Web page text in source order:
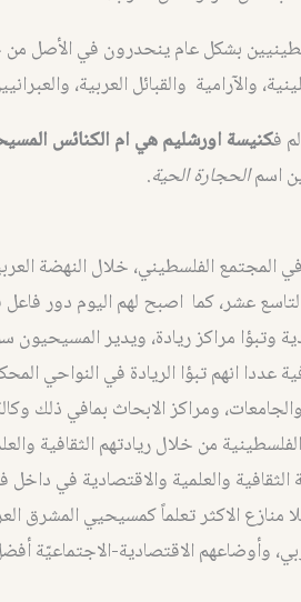
بشكل عام ينحدرون في الأصل
والآرامية والقبائل العربية،
فكنيسة اورشليم هي ام الكنائس
اسمالحجارة الحية.
المجتمع الفلسطيني، خلال النهضة
عشر، كما اصبح لهم اليوم دور
وتبؤا مراكز ريادة، ويدير
عددا انهم تبؤا الريادة في النواحي
ومراكز الابحاث بمافي ذلك
من خلال ريادتهم الثقافية
والعلمية والاقتصادية في
منازع الاكثر تعلماً كمسيحيي المشرق
وأوضاعهم الاقتصادية-الاجتماعيّة